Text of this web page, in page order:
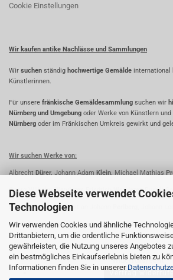
Diese Webseite verwendet
Technologien
Wir verwenden Cookies und ähnliche
Drittanbietern, um die ordentliche
gewährleisten, die Nutzung unseres Angebotes
ein bestmögliches Einkaufserlebnis bieten zu
Informationen finden Sie in unserer
Cookie Einstellungen
Wir kaufen antike Nachlässe und Sammlungen
Wir suchen ständig hochwertige Gemälde international
Künstlerinnen.
Für unsere fränkische Gemäldesammlung suchen wir
Nürnberg und Umgebung oder Werke von Künstlern
Nürnberg oder im Fränkischen Umkreis gewirkt und
Wir suchen Werke von:
Albrecht Dürer, Johann Adam Klein, Michael Mathias
Georg Wilhelm Wanderer, Friedrich Wanderer, Rudolf
FridrichPerlberg,Christian Johann
Kreul,LorenzRitter,PaulRitter, OskarKoller,Johann
Widerrufsrecht